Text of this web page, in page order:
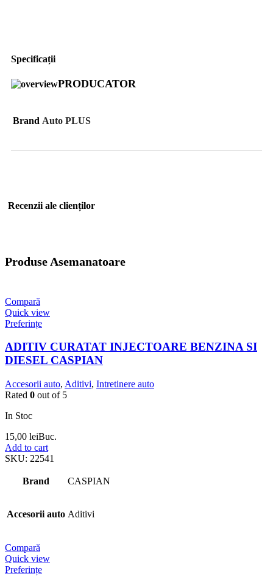
Specificații
PRODUCATOR
Brand Auto PLUS
Recenzii ale clienților
Produse Asemanatoare
Compară
Quick view
Preferințe
ADITIV CURATAT INJECTOARE BENZINA SI
DIESEL CASPIAN
Accesorii auto, Aditivi, Intretinere auto
Rated 0 out of 5
In Stoc
15,00 leiBuc.
Add to cart
SKU: 22541
Brand CASPIAN
Accesorii auto Aditivi
Compară
Quick view
Preferințe